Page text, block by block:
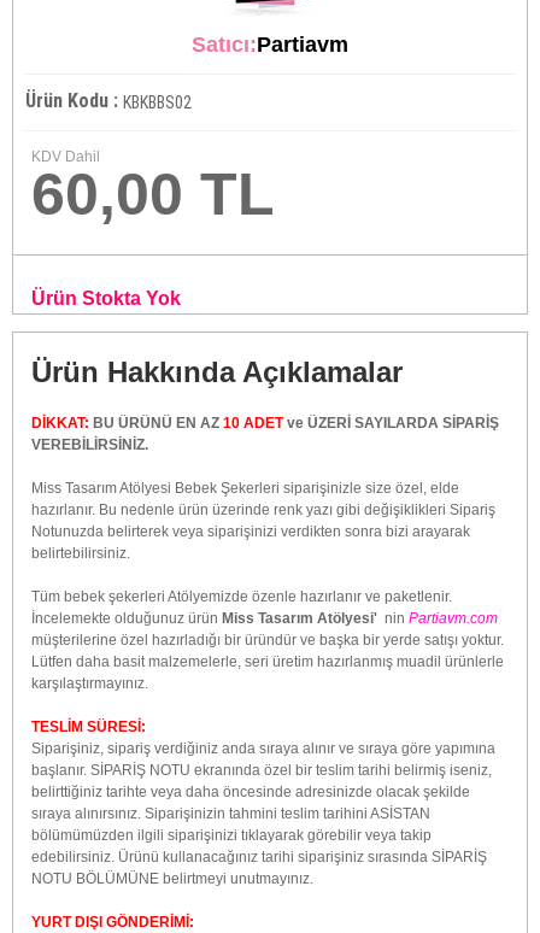
Satıcı:Partiavm
Ürün Kodu : KBKBBS02
KDV Dahil
60,00 TL
Ürün Stokta Yok
Ürün Hakkında Açıklamalar
DİKKAT: BU ÜRÜNÜ EN AZ 10 ADETve ÜZERİ SAYILARDA SİPARİŞ
VEREBİLİRSİNİZ.
Miss Tasarım Atölyesi Bebek Şekerleri siparişinizle size özel, elde
hazırlanır. Bu nedenle ürün üzerinde renk yazı gibi değişiklikleri Sipariş
Notunuzda belirterek veya siparişinizi verdikten sonra bizi arayarak
belirtebilirsiniz.
Tüm bebek şekerleri Atölyemizde özenle hazırlanır ve paketlenir.
İncelemekte olduğunuz ürün Miss Tasarım Atölyesi' nin Partiavm.com
müşterilerine özel hazırladığı bir üründür ve başka bir yerde satışı yoktur.
Lütfen daha basit malzemelerle, seri üretim hazırlanmış muadil ürünlerle
karşılaştırmayınız.
TESLİM SÜRESİ:
Siparişiniz, sipariş verdiğiniz anda sıraya alınır ve sıraya göre yapımına
başlanır. SİPARİŞ NOTU ekranında özel bir teslim tarihi belirmiş iseniz,
belirttiğiniz tarihte veya daha öncesinde adresinizde olacak şekilde
sıraya alınırsınız. Siparişinizin tahmini teslim tarihini ASİSTAN
bölümümüzden ilgili siparişinizi tıklayarak görebilir veya takip
edebilirsiniz. Ürünü kullanacağınız tarihi siparişiniz sırasında SİPARİŞ
NOTU BÖLÜMÜNE belirtmeyi unutmayınız.
YURT DIŞI GÖNDERİMİ: